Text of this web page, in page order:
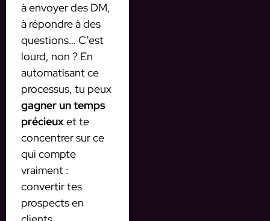
à envoyer des DM,
à répondre à des
questions… C’est
lourd, non ? En
automatisant ce
processus, tu peux
gagner un temps
précieuxet te
concentrer sur ce
qui compte
vraiment :
convertir tes
prospects en